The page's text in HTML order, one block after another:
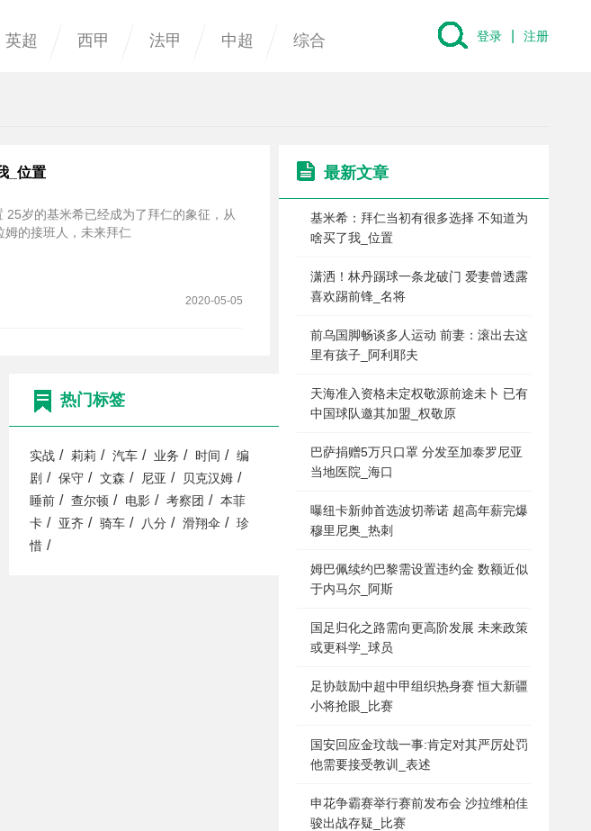
英超 西甲 法甲 中超 综合 登录 注册
_位置
的接班人，未来拜仁
2020-05-05
最新文章
基米希：拜仁当初有很多选择 不知道为
啥买了我_位置
潇洒！林丹踢球一条龙破门 爱妻曾透露
喜欢踢前锋_名将
前乌国脚畅谈多人运动 前妻：滚出去这
里有孩子_阿利耶夫
天海准入资格未定权敬源前途未卜 已有
中国球队邀其加盟_权敬原
巴萨捐赠5万只口罩 分发至加泰罗尼亚
当地医院_海口
曝纽卡新帅首选波切蒂诺 超高年薪完爆
穆里尼奥_热刺
姆巴佩续约巴黎需设置违约金 数额近似
于内马尔_阿斯
国足归化之路需向更高阶发展 未来政策
或更科学_球员
足协鼓励中超中甲组织热身赛 恒大新疆
小将抢眼_比赛
国安回应金玟哉一事:肯定对其严厉处罚
他需要接受教训_表述
申花争霸赛举行赛前发布会 沙拉维柏佳
骏出战存疑_比赛
热门标签
实战 / 莉莉 / 汽车 / 业务 / 时间 /
编
剧 / 保守 / 文森 / 尼亚 / 贝克汉姆 /
睡前 / 查尔顿 / 电影 / 考察团 /
本菲
卡 / 亚齐 / 骑车 / 八分 / 滑翔伞 /
珍
惜 /